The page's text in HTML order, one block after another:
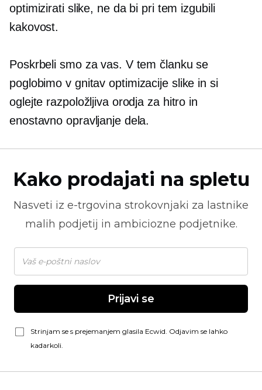
optimizirati slike, ne da bi pri tem izgubili
kakovost.
Poskrbeli smo za vas. V tem članku se
poglobimo v gnitav optimizacije slike in si
oglejte razpoložljiva orodja za hitro in
enostavno opravljanje dela.
Kako prodajati na spletu
Nasveti iz e-trgovina strokovnjaki za lastnike
malih podjetij in ambiciozne podjetnike.
Prijavi se
Strinjam se s prejemanjem glasila Ecwid. Odjavim se lahko
kadarkoli.